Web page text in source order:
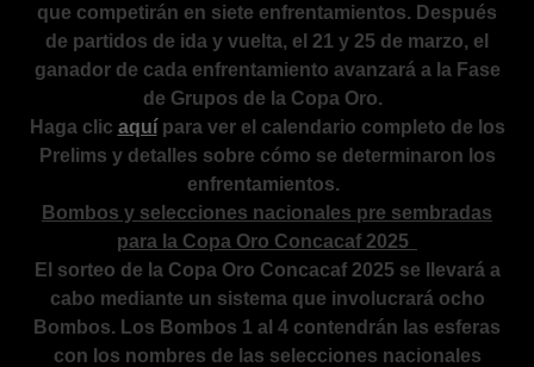
que competirán en siete enfrentamientos. Después
de partidos de ida y vuelta, el 21 y 25 de marzo, el
ganador de cada enfrentamiento avanzará a la Fase
de Grupos de la Copa Oro.
Haga clic aquípara ver el calendario completo de los
Prelims y detalles sobre cómo se determinaron los
enfrentamientos.
Bombos y selecciones nacionales pre sembradas
para la Copa Oro Concacaf 2025
El sorteo de la Copa Oro Concacaf 2025 se llevará a
cabo mediante un sistema que involucrará ocho
Bombos. Los Bombos 1 al 4 contendrán las esferas
con los nombres de las selecciones nacionales